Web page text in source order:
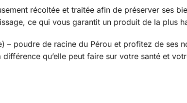
récoltée et traitée afin de préserver ses
ce qui vous garantit un produit de la plus
– poudre de racine du Pérou et profitez de ses
qu’elle peut faire sur votre santé et